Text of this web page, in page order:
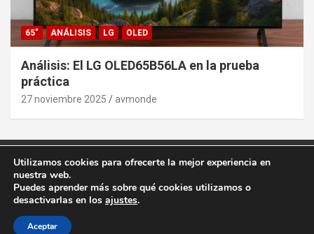
65" ANÁLISIS LG OLED
Análisis: El LG OLED65B56LA en la prueba
práctica
27 noviembre 2025 avmonde
Copyright ©2026AVMonde.com | Descubre las Últimas
Pruebas en Televisores y Cine en Casa
Tema por:Theme Horse Funciona gracias a:
En calidad de Afiliado de Amazon, obtengo ingresos por las
compras adscritas que cumplen los requisitos aplicables.
Utilizamos cookies para ofrecerte la mejor experiencia en
nuestra web.
Puedes aprender más sobre qué cookies utilizamos o
desactivarlas en los ajustes.
Aceptar